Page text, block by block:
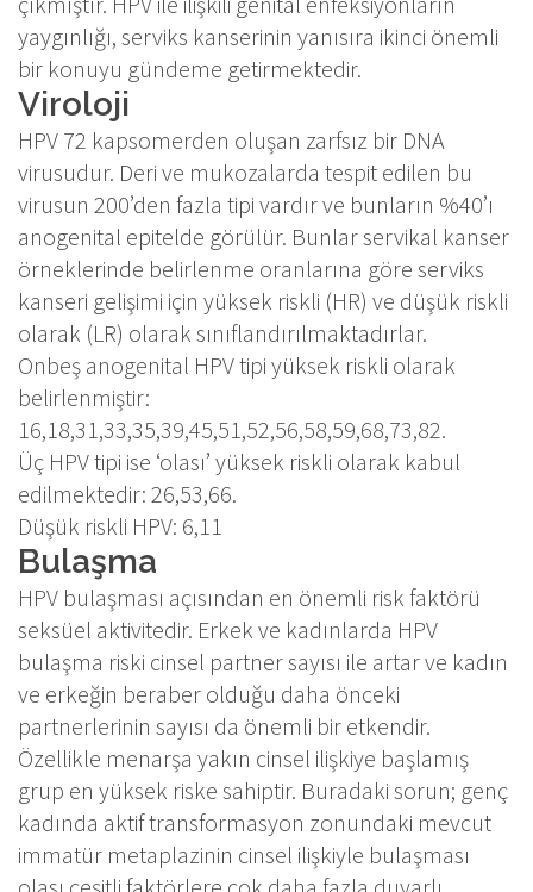
yaygınlığı, serviks kanserinin yanısıra ikinci önemli
bir konuyu gündeme getirmektedir.
Viroloji
HPV 72 kapsomerden oluşan zarfsız bir DNA
virusudur. Deri ve mukozalarda tespit edilen bu
virusun 200’den fazla tipi vardır ve bunların %40’ı
anogenital epitelde görülür. Bunlar servikal kanser
örneklerinde belirlenme oranlarına göre serviks
kanseri gelişimi için yüksek riskli (HR) ve düşük riskli
olarak (LR) olarak sınıflandırılmaktadırlar.
Onbeş anogenital HPV tipi yüksek riskli olarak
belirlenmiştir:
16,18,31,33,35,39,45,51,52,56,58,59,68,73,82.
Üç HPV tipi ise ‘olası’ yüksek riskli olarak kabul
edilmektedir: 26,53,66.
Düşük riskli HPV: 6,11
Bulaşma
HPV bulaşması açısından en önemli risk faktörü
seksüel aktivitedir. Erkek ve kadınlarda HPV
bulaşma riski cinsel partner sayısı ile artar ve kadın
ve erkeğin beraber olduğu daha önceki
partnerlerinin sayısı da önemli bir etkendir.
Özellikle menarşa yakın cinsel ilişkiye başlamış
grup en yüksek riske sahiptir. Buradaki sorun; genç
kadında aktif transformasyon zonundaki mevcut
immatür metaplazinin cinsel ilişkiyle bulaşması